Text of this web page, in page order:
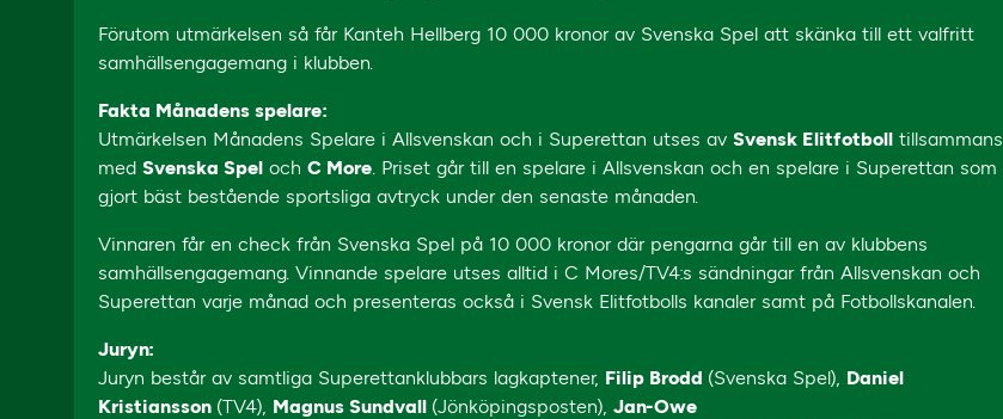
Förutom utmärkelsen så får Kanteh Hellberg 10 000 kronor av Svenska Spel att skänka till ett valfritt
samhällsengagemang i klubben.
Fakta Månadens spelare:
Utmärkelsen Månadens Spelare i Allsvenskan och i Superettan utses av Svensk Elitfotboll tillsammans
med Svenska Spel och C More. Priset går till en spelare i Allsvenskan och en spelare i Superettan som
gjort bäst bestående sportsliga avtryck under den senaste månaden.
Vinnaren får en check från Svenska Spel på 10 000 kronor där pengarna går till en av klubbens
samhällsengagemang. Vinnande spelare utses alltid i C Mores/TV4:s sändningar från Allsvenskan och
Superettan varje månad och presenteras också i Svensk Elitfotbolls kanaler samt på Fotbollskanalen.
Juryn:
Juryn består av samtliga Superettanklubbars lagkaptener, Filip Brodd (Svenska Spel), Daniel
Kristiansson (TV4), Magnus Sundvall (Jönköpingsposten), Jan-Owe